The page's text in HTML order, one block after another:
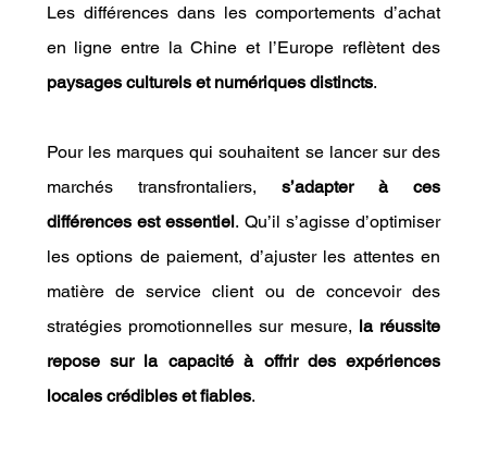
Les différences dans les comportements d’achat
paysages culturels et numériques distincts.
Pour les marques qui souhaitent se lancer sur des
marchés transfrontaliers, s’adapter à ces
différences est essentiel. Qu’il s’agisse d’optimiser
les options de paiement, d’ajuster les attentes en
matière de service client ou de concevoir des
stratégies promotionnelles sur mesure, la réussite
repose sur la capacité à offrir des expériences
locales crédibles et fiables.